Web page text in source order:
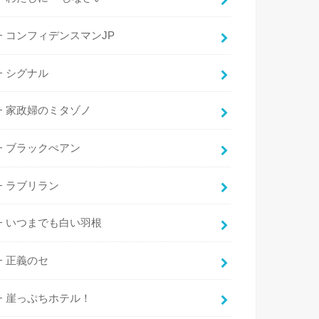
コンフィデンスマンJP
シグナル
家政婦のミタゾノ
ブラックぺアン
ラブリラン
いつまでも白い羽根
正義のセ
崖っぷちホテル！